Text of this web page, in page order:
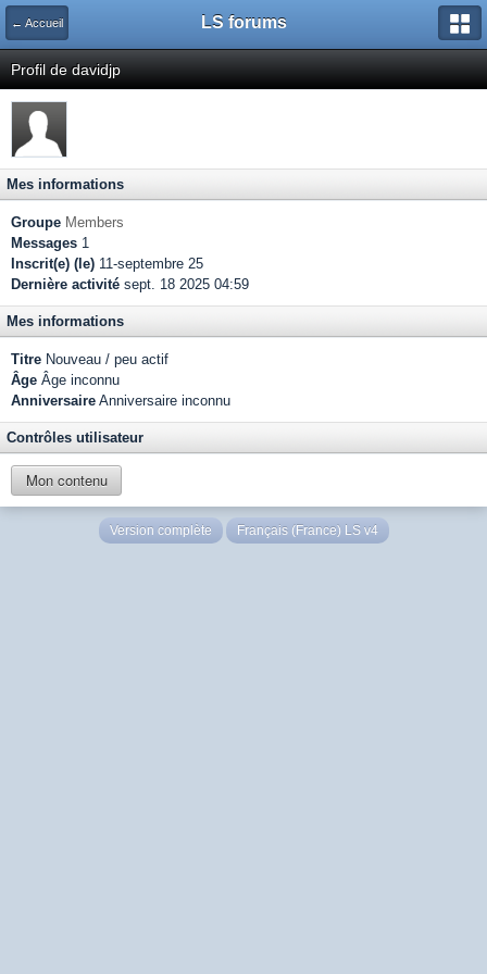
← Accueil LS forums
Profil de davidjp
Mes informations
Groupe Members
Messages 1
Inscrit(e) (le) 11-septembre 25
Dernière activité sept. 18 2025 04:59
Mes informations
Titre Nouveau / peu actif
Âge Âge inconnu
Anniversaire Anniversaire inconnu
Contrôles utilisateur
Mon contenu
Version complète Français (France) LS v4